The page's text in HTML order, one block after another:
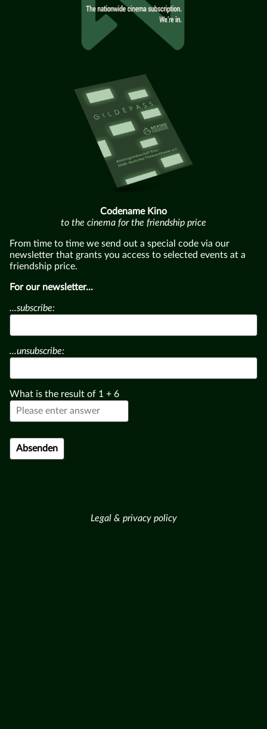
Codename Kino
to the cinema for the friendship price
From time to time we send out a special code via our
newsletter that grants you access to selected events at a
friendship price.
For our newsletter...
...subscribe:
...unsubscribe:
What is the result of 1 + 6
Legal & privacy policy